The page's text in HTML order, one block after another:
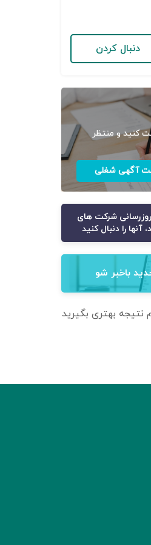
دنبال کردن
کنید و منتظر
آگهی شغلی
شرکت های
آنها را دنبال کنید
باخبر شو
نتیجه بهتری بگیرید